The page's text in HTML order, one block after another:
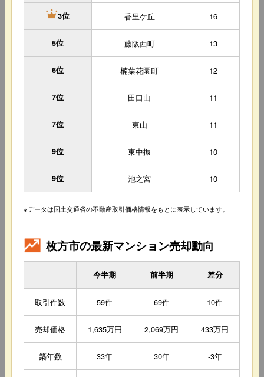
3位 香里ケ丘 16
5位 藤阪西町 13
6位 楠葉花園町 12
7位 田口山 11
7位 東山 11
9位 東中振 10
9位 池之宮 10
※データは国土交通省の不動産取引価格情報をもとに表示しています。
枚方市の最新マンション売却動向
今半期 前半期 差分
取引件数 59件 69件 10件
売却価格 1,635万円 2,069万円 433万円
築年数 33年 30年 -3年